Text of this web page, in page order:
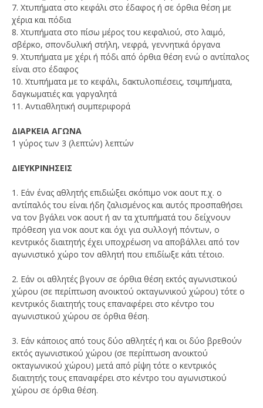
7. Χτυπήματα στο κεφάλι στο έδαφος ή σε όρθια θέση με
χέρια και πόδια
8. Χτυπήματα στο πίσω μέρος του κεφαλιού, στο λαιμό,
σβέρκο, σπονδυλική στήλη, νεφρά, γεννητικά όργανα
9. Χτυπήματα με χέρι ή πόδι από όρθια θέση ενώ ο αντίπαλος
είναι στο έδαφος
10. Χτυπήματα με το κεφάλι, δακτυλοπιέσεις, τσιμπήματα,
δαγκωματιές και γαργαλητά
11. Αντιαθλητική συμπεριφορά
ΔΙΑΡΚΕΙΑ ΑΓΩΝΑ
1 γύρος των 3 (λεπτών) λεπτών
ΔΙΕΥΚΡΙΝΗΣΕΙΣ
1. Εάν ένας αθλητής επιδιώξει σκόπιμο νοκ αουτ π.χ. ο
αντίπαλός του είναι ήδη ζαλισμένος και αυτός προσπαθήσει
να τον βγάλει νοκ αουτ ή αν τα χτυπήματά του δείχνουν
πρόθεση για νοκ αουτ και όχι για συλλογή πόντων, ο
κεντρικός διαιτητής έχει υποχρέωση να αποβάλλει από τον
αγωνιστικό χώρο τον αθλητή που επιδίωξε κάτι τέτοιο.
2. Εάν οι αθλητές βγουν σε όρθια θέση εκτός αγωνιστικού
χώρου (σε περίπτωση ανοικτού οκταγωνικού χώρου) τότε ο
κεντρικός διαιτητής τους επαναφέρει στο κέντρο του
αγωνιστικού χώρου σε όρθια θέση.
3. Εάν κάποιος από τους δύο αθλητές ή και οι δύο βρεθούν
εκτός αγωνιστικού χώρου (σε περίπτωση ανοικτού
οκταγωνικού χώρου) μετά από ρίψη τότε ο κεντρικός
διαιτητής τους επαναφέρει στο κέντρο του αγωνιστικού
χώρου σε όρθια θέση.